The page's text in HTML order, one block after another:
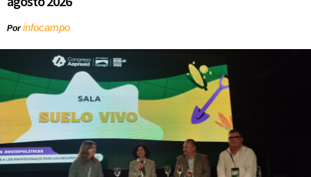
Porinfocampo